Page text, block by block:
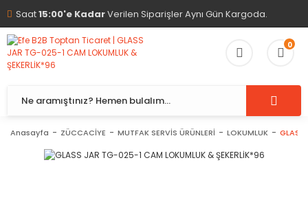
Saat15:00'e KadarVerilen Siparişler Aynı Gün Kargoda.
0
Anasayfa ZÜCCACİYE MUTFAK SERVİS ÜRÜNLERİ LOKUMLUK GLASS